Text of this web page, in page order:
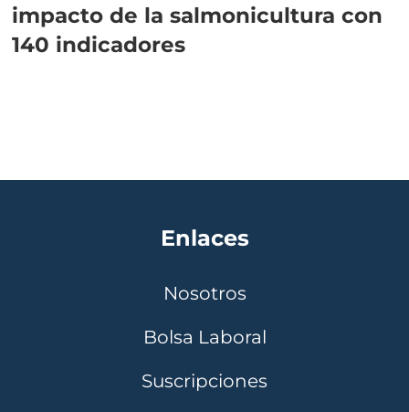
impacto de la salmonicultura con
140 indicadores
Enlaces
Nosotros
Bolsa Laboral
Suscripciones